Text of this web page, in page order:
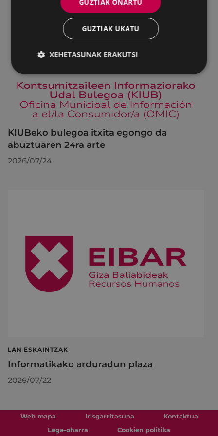
KIUBeko bulegoa itxita egongo da
abuztuaren 24ra arte
2026/07/24
LAN ESKAINTZAK
Informatikako arduradun plaza
2026/07/22
Web mapa Irisgarritasuna
Kontaktua
Lege-oharra
Cookien politika
GUZTIAK ONARTU
GUZTIAK UKATU
XEHETASUNAK ERAKUTSI